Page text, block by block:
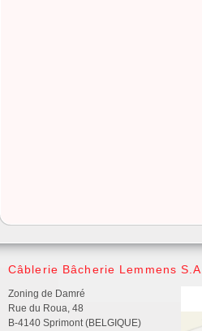
Câblerie Bâcherie Lemmens S.A.
Zoning de Damré
Rue du Roua, 48
B-4140 Sprimont (BELGIQUE)